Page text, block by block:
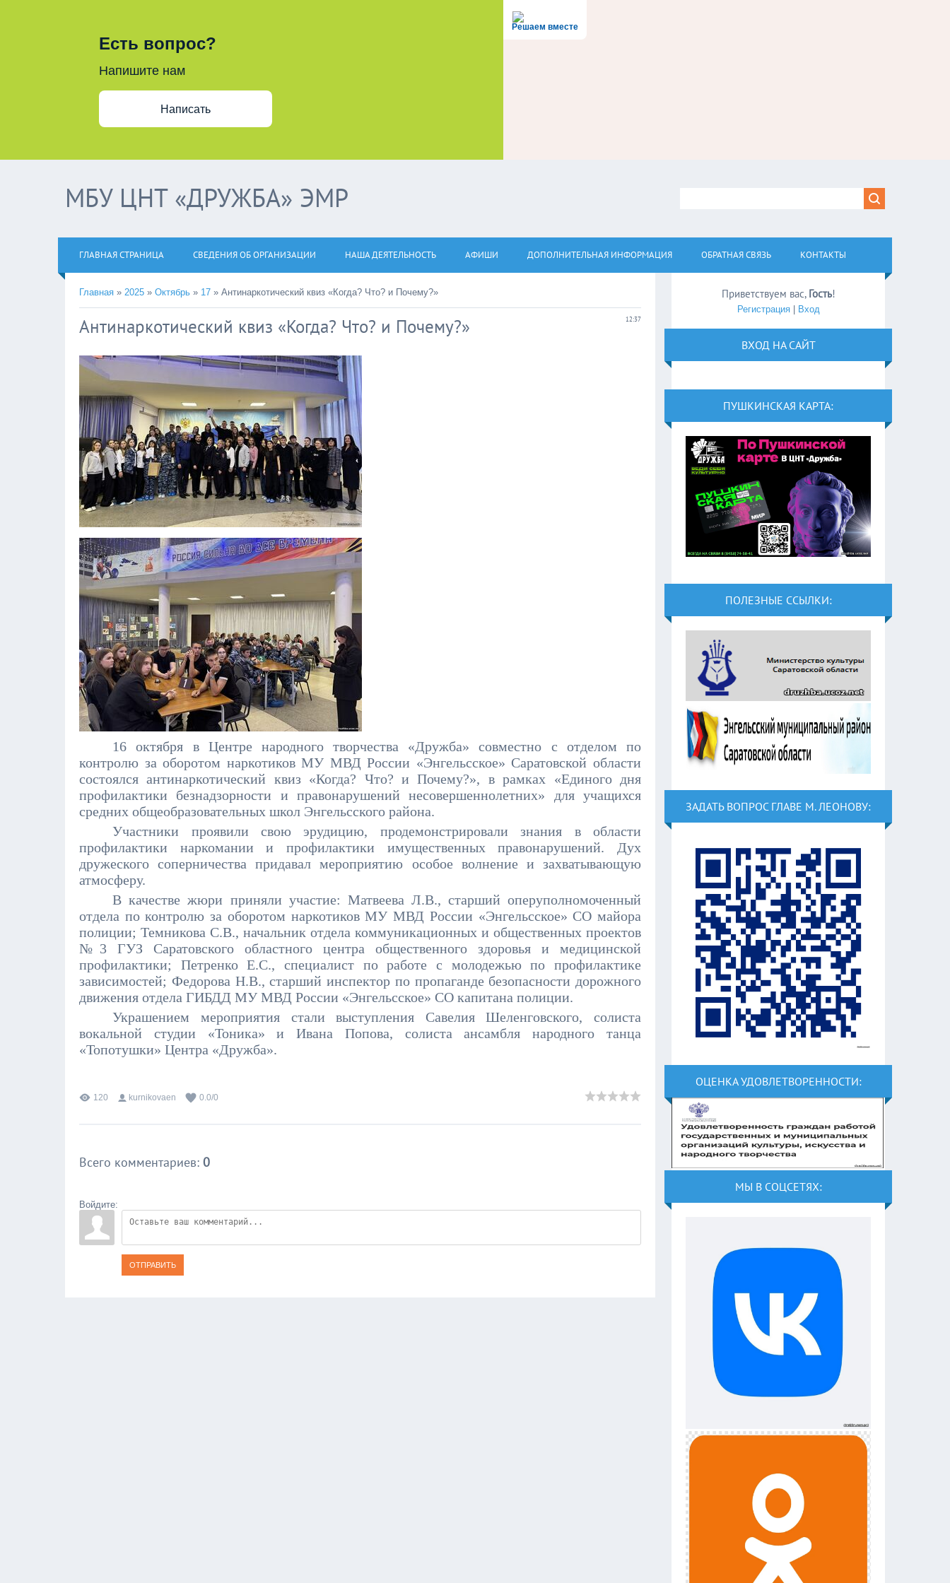
Решаем вместе
Есть вопрос?
Напишите нам
Написать
МБУ ЦНТ «ДРУЖБА» ЭМР
ГЛАВНАЯ СТРАНИЦА СВЕДЕНИЯ ОБ ОРГАНИЗАЦИИ НАША ДЕЯТЕЛЬНОСТЬ АФИШИ ДОПОЛНИТЕЛЬНАЯ ИНФОРМАЦИЯ ОБРАТНАЯ СВЯЗЬ КОНТАКТЫ
Главная » 2025 » Октябрь » 17 » Антинаркотический квиз «Когда? Что? и Почему?»
12:37
Антинаркотический квиз «Когда? Что? и Почему?»
16 октября в Центре народного творчества «Дружба» совместно с отделом по
контролю за оборотом наркотиков МУ МВД России «Энгельсское» Саратовской области
состоялся антинаркотический квиз «Когда? Что? и Почему?», в рамках «Единого дня
профилактики безнадзорности и правонарушений несовершеннолетних» для учащихся
средних общеобразовательных школ Энгельсского района.
Участники проявили свою эрудицию, продемонстрировали знания в области
профилактики наркомании и профилактики имущественных правонарушений. Дух
дружеского соперничества придавал мероприятию особое волнение и захватывающую
атмосферу.
В качестве жюри приняли участие: Матвеева Л.В., старший оперуполномоченный
отдела по контролю за оборотом наркотиков МУ МВД России «Энгельсское» СО майора
полиции; Темникова С.В., начальник отдела коммуникационных и общественных проектов
№3 ГУЗ Саратовского областного центра общественного здоровья и медицинской
профилактики; Петренко Е.С., специалист по работе с молодежью по профилактике
зависимостей; Федорова Н.В., старший инспектор по пропаганде безопасности дорожного
движения отдела ГИБДД МУ МВД России «Энгельсское» СО капитана полиции.
Украшением мероприятия стали выступления Савелия Шеленговского, солиста
вокальной студии «Тоника» и Ивана Попова, солиста ансамбля народного танца
«Топотушки» Центра «Дружба».
120 kurnikovaen 0.0/0
Всего комментариев: 0
Войдите:
ОТПРАВИТЬ
Приветствуем вас, Гость!
Регистрация| Вход
ВХОД НА САЙТ
ПУШКИНСКАЯ КАРТА:
ПОЛЕЗНЫЕ ССЫЛКИ:
ЗАДАТЬ ВОПРОС ГЛАВЕ М. ЛЕОНОВУ:
ОЦЕНКА УДОВЛЕТВОРЕННОСТИ:
МЫ В СОЦСЕТЯХ: